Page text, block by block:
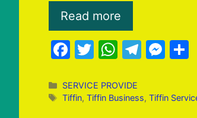
Read more
F
c
e
T
itt
er
W
at
s
T
gr
M
s
Categories
SERVICE PROVIDE
Tags
Tiffin,Tiffin Business,Tiffin